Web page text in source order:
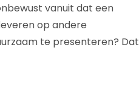
vanuit dat een
op andere
te presenteren? Dat